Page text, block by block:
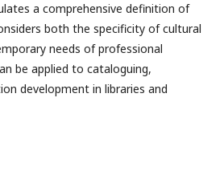
a comprehensive definition of
both the specificity of cultural
needs of professional
be applied to cataloguing,
development in libraries and